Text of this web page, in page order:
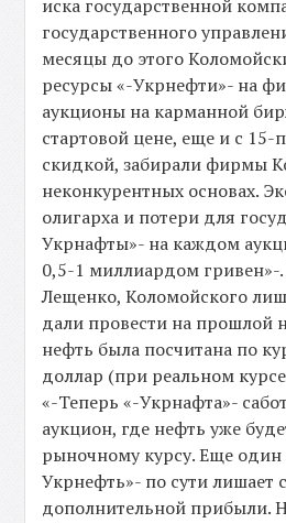
иска государственной
государственного
месяцы до этого
ресурсы «-Укрнефти»- на
аукционы на карманной
стартовой цене, еще и с 15-
скидкой, забирали фирмы
неконкурентных основах.
олигарха и потери для
Укрнафты»- на каждом
0,5-1 миллиардом гривен»-
Лещенко, Коломойского
дали провести на прошлой
нефть была посчитана по
доллар (при реальном
«-Теперь «-Укрнафта»-
аукцион, где нефть уже
рыночному курсу. Еще
Укрнефть»- по сути лишает
дополнительной прибыли.